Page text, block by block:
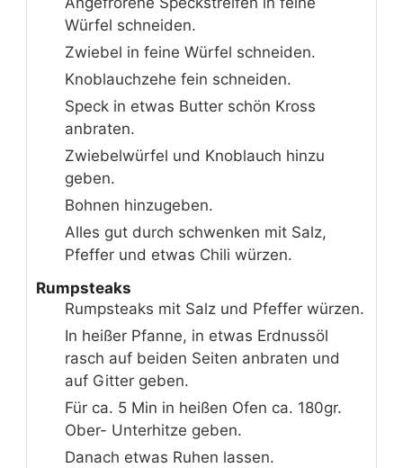
Würfel schneiden.
Zwiebel in feine Würfel schneiden.
Knoblauchzehe fein schneiden.
Speck in etwas Butter schön Kross
anbraten.
Zwiebelwürfel und Knoblauch hinzu
geben.
Bohnen hinzugeben.
Alles gut durch schwenken mit Salz,
Pfeffer und etwas Chili würzen.
Rumpsteaks
Rumpsteaks mit Salz und Pfeffer würzen.
In heißer Pfanne, in etwas Erdnussöl
rasch auf beiden Seiten anbraten und
auf Gitter geben.
Für ca. 5 Min in heißen Ofen ca. 180gr.
Ober- Unterhitze geben.
Danach etwas Ruhen lassen.